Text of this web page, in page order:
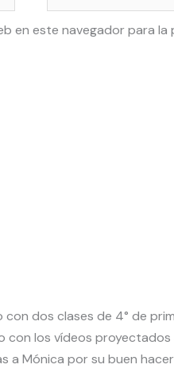
en este navegador para la
dos clases de 4° de
con los vídeos
a Mónica por su buen